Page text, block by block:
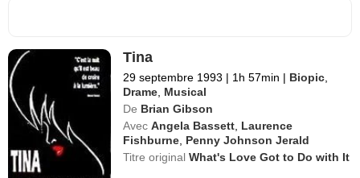
Tina
29 septembre 1993 | 1h 57min | Biopic,
Drame, Musical
De Brian Gibson
Avec Angela Bassett, Laurence
Fishburne, Penny Johnson Jerald
Titre originalWhat's Love Got to Do with It